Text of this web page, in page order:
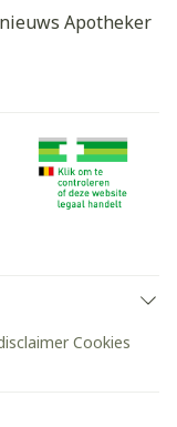
Apotheker
Cookies